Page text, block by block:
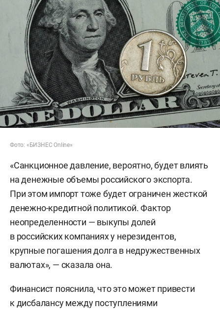
Фото: «БИЗНЕС Online»
«Санкционное давление, вероятно, будет влиять
на денежные объемы российского экспорта.
При этом импорт тоже будет ограничен жесткой
денежно-кредитной политикой. Фактор
неопределенности — выкупы долей
в российских компаниях у нерезидентов,
крупные погашения долга в недружественных
валютах», — сказала она.
Финансист пояснила, что это может привести
к дисбалансу между поступлениями